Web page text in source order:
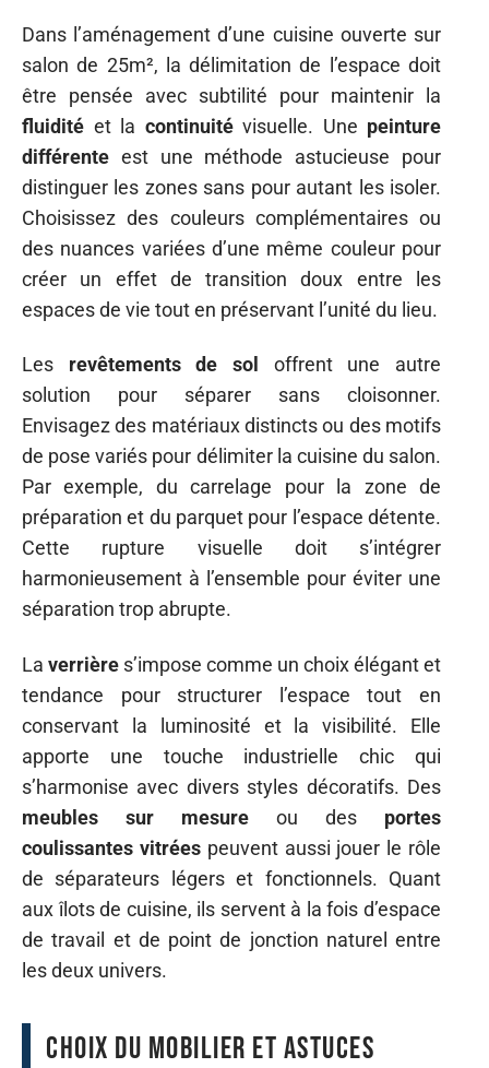
Dans l’aménagement d’une cuisine ouverte sur
salon de 25m², la délimitation de l’espace doit
être pensée avec subtilité pour maintenir la
fluidité et la continuitévisuelle. Une peinture
différente est une méthode astucieuse pour
distinguer les zones sans pour autant les isoler.
Choisissez des couleurs complémentaires ou
des nuances variées d’une même couleur pour
créer un effet de transition doux entre les
espaces de vie tout en préservant l’unité du lieu.
Les revêtements de sol
offrent une autre
solution pour séparer sans cloisonner.
Envisagez des matériaux distincts ou des motifs
de pose variés pour délimiter la cuisine du salon.
Par exemple, du carrelage pour la zone de
préparation et du parquet pour l’espace détente.
Cette rupture visuelle doit s’intégrer
harmonieusement à l’ensemble pour éviter une
séparation trop abrupte.
La verrière s’impose comme un choix élégant et
tendance pour structurer l’espace tout en
conservant la luminosité et la visibilité. Elle
apporte une touche industrielle chic qui
s’harmonise avec divers styles décoratifs. Des
meubles sur mesure ou des portes
coulissantes vitréespeuvent aussi jouer le rôle
de séparateurs légers et fonctionnels. Quant
aux îlots de cuisine, ils servent à la fois d’espace
de travail et de point de jonction naturel entre
les deux univers.
Choix du mobilier et astuces